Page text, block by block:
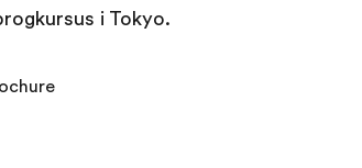
i Tokyo.